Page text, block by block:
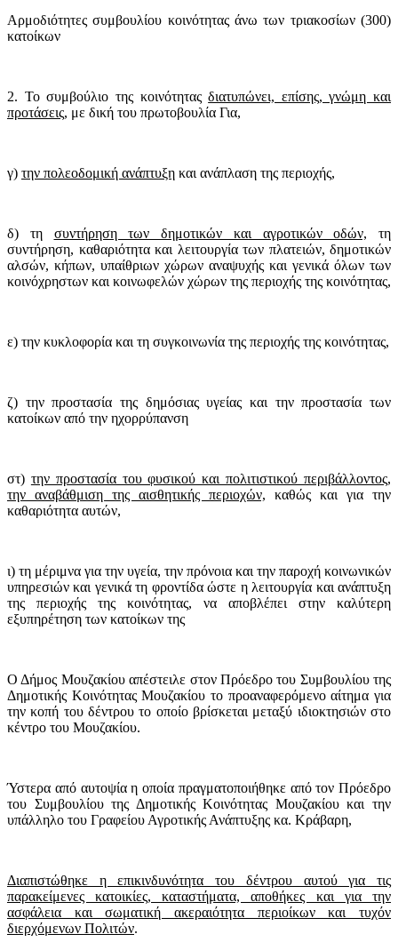
Αρμοδιότητες συμβουλίου κοινότητας άνω των τριακοσίων (300)
κατοίκων
2. Το συμβούλιο της κοινότηταςδιατυπώνει, επίσης, γνώμη και
προτάσεις, με δική του πρωτοβουλία Για,
γ) την πολεοδομική ανάπτυξη και ανάπλαση της περιοχής,
δ) τη συντήρηση των δημοτικών και αγροτικών οδών, τη
συντήρηση, καθαριότητα και λειτουργία των πλατειών, δημοτικών
αλσών, κήπων, υπαίθριων χώρων αναψυχής και γενικά όλων των
κοινόχρηστων και κοινωφελών χώρων της περιοχής της κοινότητας,
ε) την κυκλοφορία και τη συγκοινωνία της περιοχής της κοινότητας,
ζ) την προστασία της δημόσιας υγείας και την προστασία των
κατοίκων από την ηχορρύπανση
στ) την προστασία του φυσικού και πολιτιστικού περιβάλλοντος,
την αναβάθμιση της αισθητικής περιοχών, καθώς και για την
καθαριότητα αυτών,
ι) τη μέριμνα για την υγεία, την πρόνοια και την παροχή κοινωνικών
υπηρεσιών και γενικά τη φροντίδα ώστε η λειτουργία και ανάπτυξη
της περιοχής της κοινότητας, να αποβλέπει στην καλύτερη
εξυπηρέτηση των κατοίκων της
Ο Δήμος Μουζακίου απέστειλε στον Πρόεδρο του Συμβουλίου της
Δημοτικής Κοινότητας Μουζακίου το προαναφερόμενο αίτημα για
την κοπή του δέντρου το οποίο βρίσκεται μεταξύ ιδιοκτησιών στο
κέντρο του Μουζακίου.
Ύστερα από αυτοψία η οποία πραγματοποιήθηκε από τον Πρόεδρο
του Συμβουλίου της Δημοτικής Κοινότητας Μουζακίου και την
υπάλληλο του Γραφείου Αγροτικής Ανάπτυξης κα. Κράβαρη,
Διαπιστώθηκε η επικινδυνότητα του δέντρου αυτού για τις
παρακείμενες κατοικίες, καταστήματα, αποθήκες και για την
ασφάλεια και σωματική ακεραιότητα περιοίκων και τυχόν
διερχόμενων Πολιτών.